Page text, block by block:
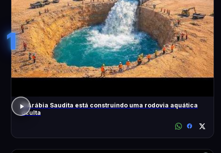
1
A Arábia Saudita está construindo uma rodovia aquática
oculta